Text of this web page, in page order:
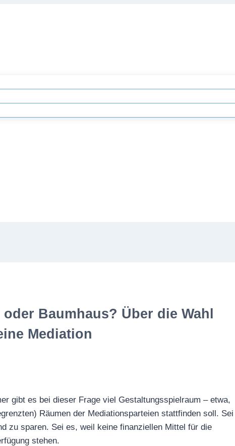
Baumhaus? Über die Wahl
Mediation
gibt es bei dieser Frage viel Gestaltungsspielraum – etwa,
Räumen der Mediationsparteien stattfinden soll. Sei
zu sparen. Sei es, weil keine finanziellen Mittel für die
stehen.